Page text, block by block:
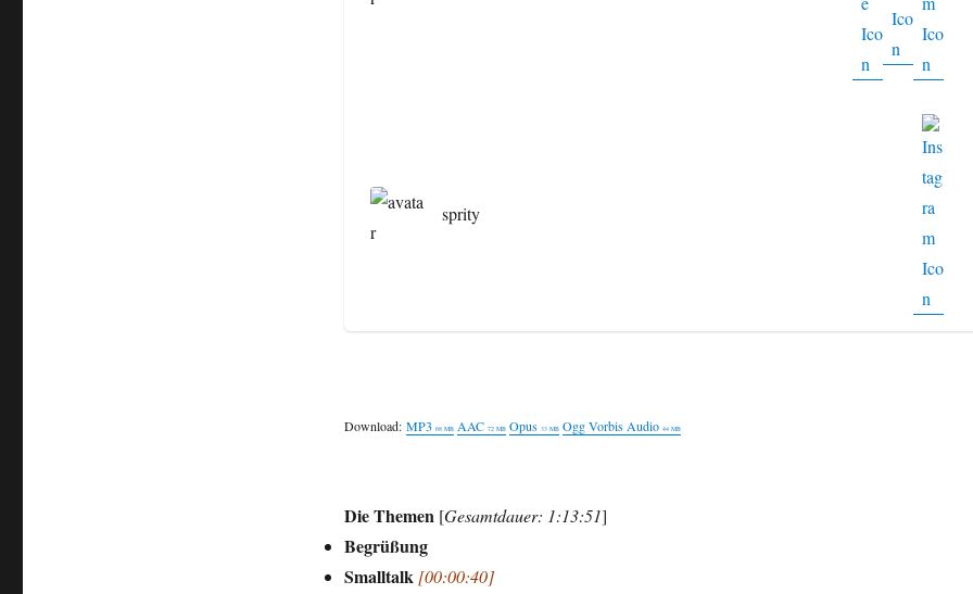
sprity
Download: MP3 68 MB AAC 72 MB Opus 33 MB Ogg Vorbis Audio 44 MB
Die Themen [Gesamtdauer: 1:13:51]
Begrüßung
Smalltalk [00:00:40]